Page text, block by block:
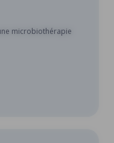
microbiothérapie